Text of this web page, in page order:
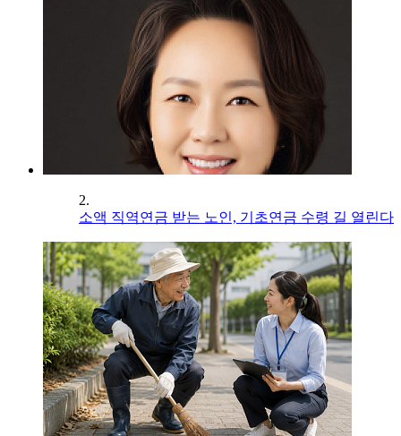
2.
소액 직역연금 받는 노인, 기초연금 수령 길 열린다